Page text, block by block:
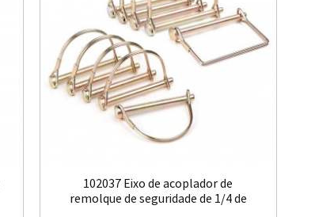
102037 Eixo de acoplador de
remolque de seguridade de 1/4 de